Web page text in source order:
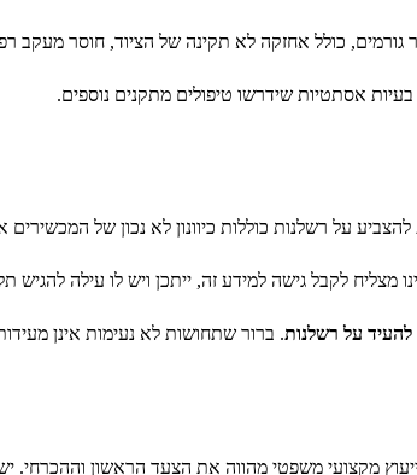
כולל אחזקה לא תקינה של הציוד, חוסר מעקב
אסתטיות שידרשו טיפולים מתקנים נוספים.
על רשלנות כוללות כיוונון לא נכון של
מצליח לקבל גישה למידע זה, ייתכן ויש לו עילה להגיש
להעיד על רשלנות. ברור שתחושות לא נעימות אינן
מקצועי משפטי מהווה את הצעד הראשון